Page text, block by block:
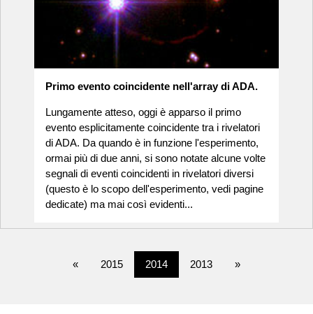
Primo evento coincidente nell'array di ADA.
Lungamente atteso, oggi è apparso il primo
evento esplicitamente coincidente tra i rivelatori
di ADA. Da quando è in funzione l'esperimento,
ormai più di due anni, si sono notate alcune volte
segnali di eventi coincidenti in rivelatori diversi
(questo è lo scopo dell'esperimento, vedi pagine
dedicate) ma mai così evidenti...
« 2015 2014 2013 »